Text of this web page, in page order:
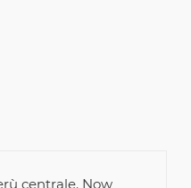
centrale. Now